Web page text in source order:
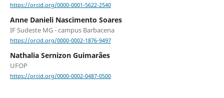
https://orcid.org/0000-0001-5622-2540
Anne Danieli Nascimento Soares
IF Sudeste MG - campus Barbacena
https://orcid.org/0000-0002-1876-9497
Nathalia Sernizon Guimarães
UFOP
https://orcid.org/0000-0002-0487-0500